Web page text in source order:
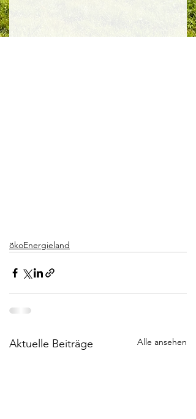
ökoEnergieland
Aktuelle Beiträge Alle ansehen